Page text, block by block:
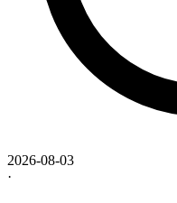
2026-08-03
·